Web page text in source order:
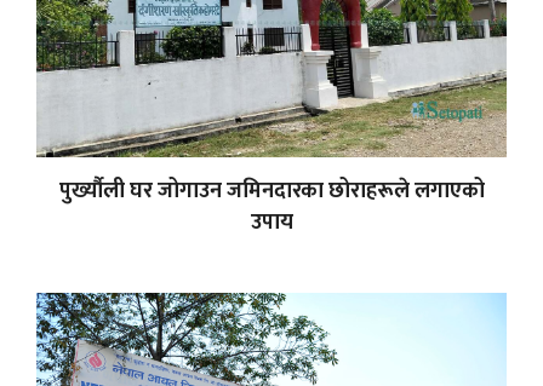
पुर्ख्यौली घर जोगाउन जमिनदारका छोराहरूले लगाएको
उपाय